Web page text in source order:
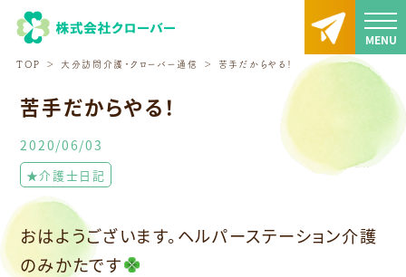
TOP 大分訪問介護・クローバー通信 苦手だからやる！
苦手だからやる！
2020/06/03
★介護士日記
おはようございます。ヘルパーステーション介護
のみかたです